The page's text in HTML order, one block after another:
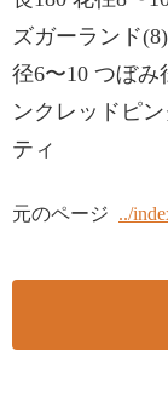
ズガーランド
径6〜10 つぼ
ンクレッドピ
ティ
元のページ ../